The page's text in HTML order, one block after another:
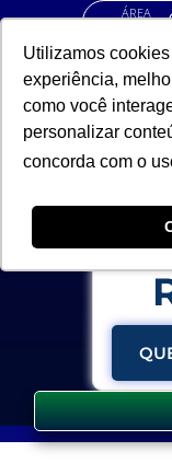
Utilizamos
experiência,
como você
personalizar
concorda com o
ÁREA
Curso para maior